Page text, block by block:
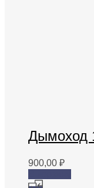
Дымоход
900,00 ₽